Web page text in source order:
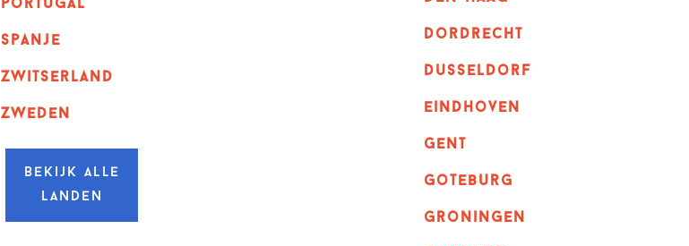
portugal
spanje
zwitserland
zweden
Bekijk alle
landen
dordrecht
dusseldorf
eindhoven
GENT
goteburg
groningen